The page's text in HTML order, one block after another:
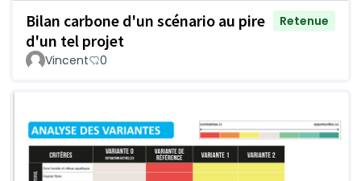
Bilan carbone d'un scénario au pire
d'un tel projet
Retenue
Vincent 0